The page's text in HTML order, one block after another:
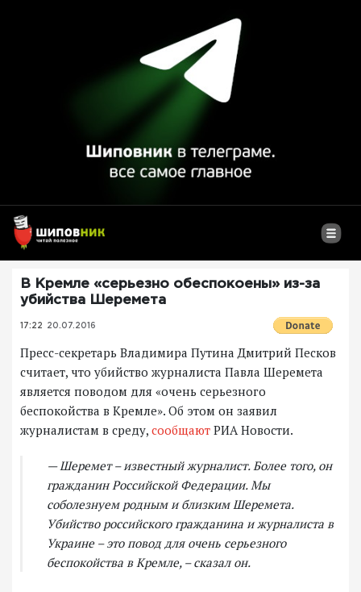
В Кремле «серьезно обеспокоены» из-за
убийства Шеремета
17:22 20.07.2016
Пресс-секретарь Владимира Путина Дмитрий Песков
считает, что убийство журналиста Павла Шеремета
является поводом для «очень серьезного
беспокойства в Кремле». Об этом он заявил
журналистам в среду, сообщают РИА Новости.
— Шеремет – известный журналист. Более того, он
гражданин Российской Федерации. Мы
соболезнуем родным и близким Шеремета.
Убийство российского гражданина и журналиста в
Украине – это повод для очень серьезного
беспокойства в Кремле, – сказал он.